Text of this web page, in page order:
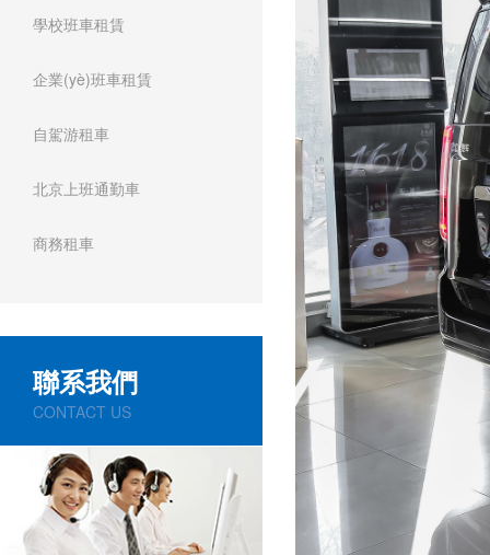
學校班車租賃
企業(yè)班車租賃
自駕游租車
北京上班通勤車
商務租車
聯系我們
CONTACT US